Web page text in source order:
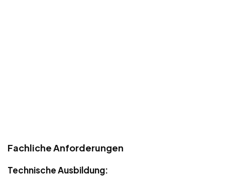
Fachliche Anforderungen
Technische Ausbildung: